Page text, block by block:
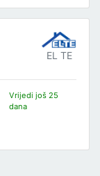
EL TE
Vrijedi još 25
dana